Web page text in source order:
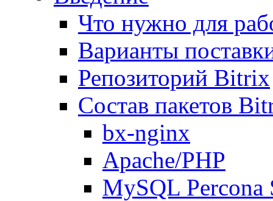
Что нужно для
Варианты
Репозиторий Bitrix
Состав пакетов
bx-nginx
Apache/PHP
MySQL Percona